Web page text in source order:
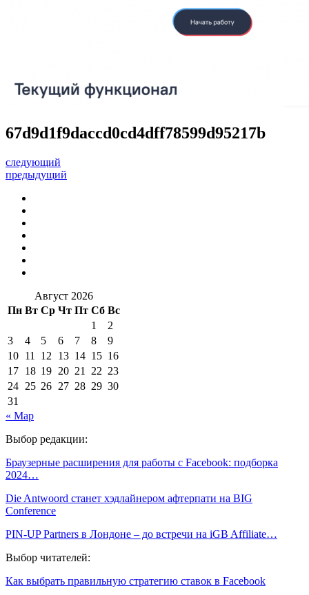
67d9d1f9daccd0cd4dff78599d95217b
следующий
предыдущий
Август 2026
Пн Вт Ср Чт Пт Сб Вс
1
2
3
4 5 6 7 8
9
10 11 12 13 14 15 16
17 18 19 20 21 22 23
24 25 26 27 28 29 30
31
« Мар
Выбор редакции:
Браузерные расширения для работы с Facebook: подборка
2024…
Die Antwoord станет хэдлайнером афтерпати на BIG
Conference
PIN-UP Partners в Лондоне – до встречи на iGB Affiliate…
Выбор читателей:
Как выбрать правильную стратегию ставок в Facebook